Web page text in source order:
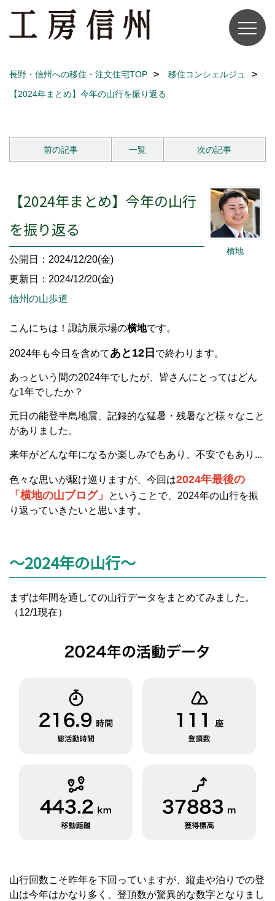
長野・信州への移住・注文住宅TOP
移住コンシェルジュ
【2024年まとめ】今年の山行を振り返る
前の記事 一覧 次の記事
横地
【2024年まとめ】今年の山行
を振り返る
公開日：2024/12/20(金)
更新日：2024/12/20(金)
信州の山歩道
こんにちは！諏訪展示場の横地です。
2024年も今日を含めてあと12日 で終わります。
あっという間の2024年でしたが、皆さんにとってはどん
な1年でしたか？
元日の能登半島地震、記録的な猛暑・残暑など様々なこと
がありました。
来年がどんな年になるか楽しみでもあり、不安でもあり...
色々な思いが駆け巡りますが、今回は2024年最後の
「横地の山ブログ」
ということで、2024年の山行を振
り返っていきたいと思います。
～2024年の山行～
まずは年間を通しての山行データをまとめてみました。
（12/1現在）
山行回数こそ昨年を下回っていますが、縦走や泊りでの登
山は今年はかなり多く、登頂数が驚異的な数字となりまし